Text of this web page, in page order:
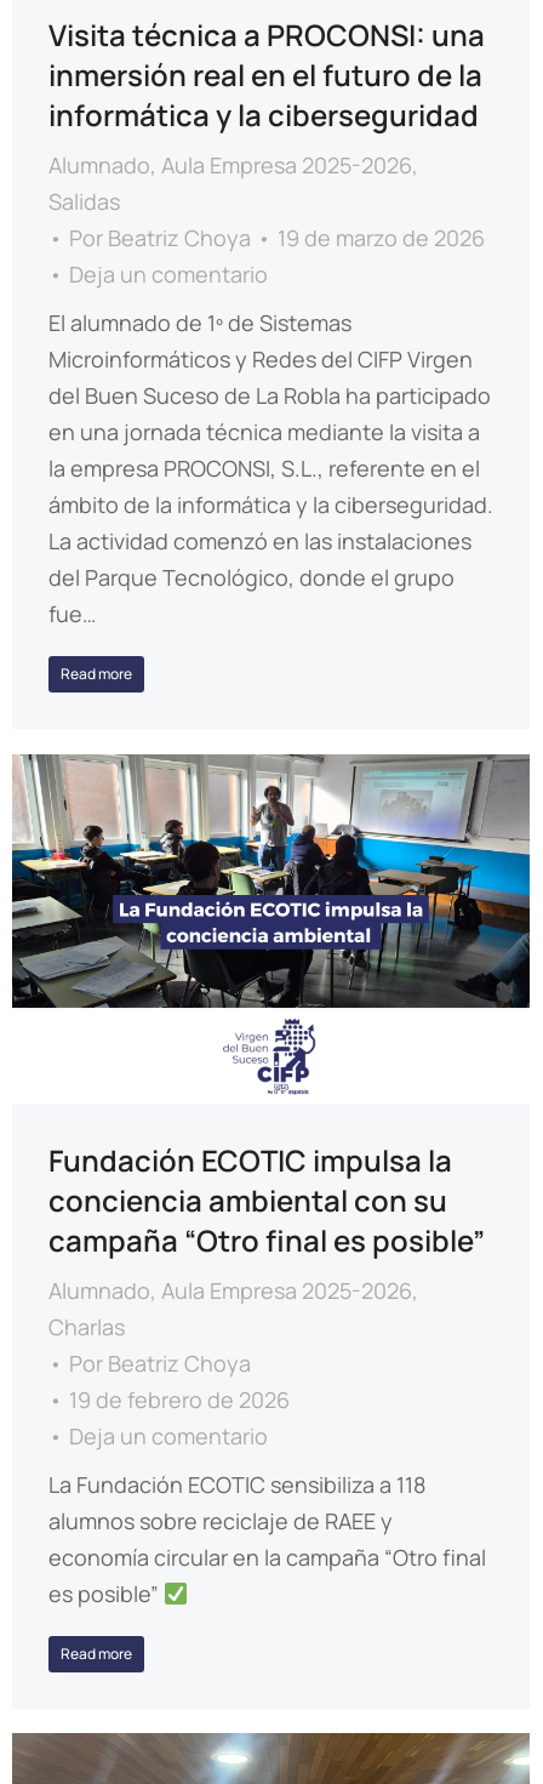
Visita técnica a PROCONSI: una
inmersión real en el futuro de la
informática y la ciberseguridad
Alumnado, Aula Empresa 2025-2026,
Salidas
Por Beatriz Choya
19 de marzo de 2026
Deja un comentario
El alumnado de 1º de Sistemas
Microinformáticos y Redes del CIFP Virgen
del Buen Suceso de La Robla ha participado
en una jornada técnica mediante la visita a
la empresa PROCONSI, S.L., referente en el
ámbito de la informática y la ciberseguridad.
La actividad comenzó en las instalaciones
del Parque Tecnológico, donde el grupo
fue…
Read more
Fundación ECOTIC impulsa la
conciencia ambiental con su
campaña “Otro final es posible”
Alumnado, Aula Empresa 2025-2026,
Charlas
Por Beatriz Choya
19 de febrero de 2026
Deja un comentario
La Fundación ECOTIC sensibiliza a 118
alumnos sobre reciclaje de RAEE y
economía circular en la campaña “Otro final
es posible”
Read more